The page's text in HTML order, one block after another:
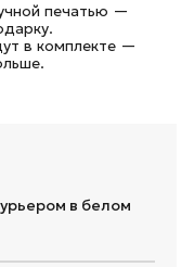
печатью —
в комплекте —
в белом